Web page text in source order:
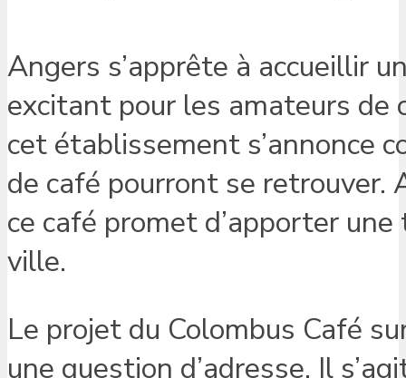
Angers s’apprête à accueillir
excitant pour les amateurs de
cet établissement s’annonce
de café pourront se retrouver.
ce café promet d’apporter
ville.
Le projet du Colombus Café
une question d’adresse. Il